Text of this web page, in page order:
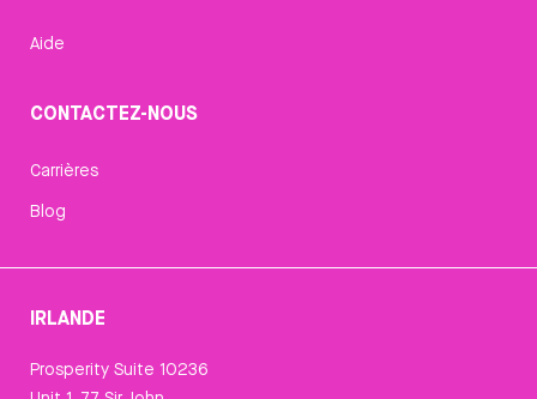
Aide
CONTACTEZ-NOUS
Carrières
Blog
IRLANDE
Prosperity Suite 10236